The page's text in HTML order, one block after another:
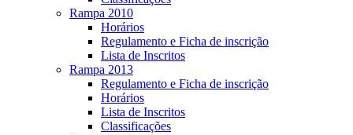
Rampa 2010
Horários
Regulamento e Ficha de inscrição
Lista de Inscritos
Rampa 2013
Regulamento e Ficha de inscrição
Horários
Lista de Inscritos
Classificações